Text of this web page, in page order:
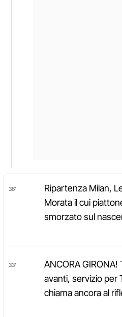
36'
Ripartenza Milan,
Morata il cui
smorzato sul
33'
ANCORA GIRONA!
avanti, servizio per
chiama ancora al